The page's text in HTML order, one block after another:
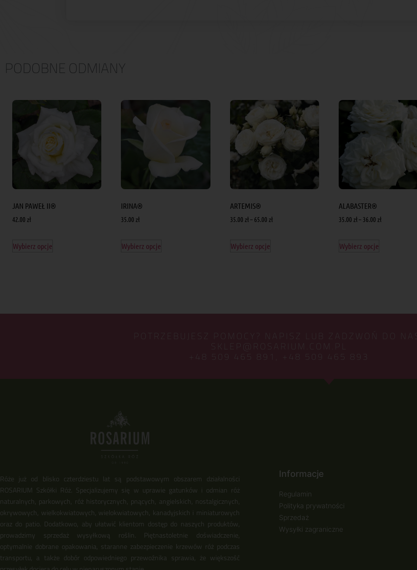
PODOBNE ODMIANY
JAN PAWEŁ II®
42.00 zł
Wybierz opcje
IRINA®
35.00 zł
Wybierz opcje
ARTEMIS®
35.00 zł– 65.00 zł
Wybierz opcje
ALABASTER®
35.00 zł– 36.00 zł
Wybierz opcje
POTRZEBUJESZ POMOCY? NAPISZ LUB ZADZWOŃ DO NAS!
SKLEP@ROSARIUM.COM.PL
+48 509 465 891, +48 509 465 893
Róże już od blisko czterdziestu lat są podstawowym obszarem działalności
ROSARIUM Szkółki Róż. Specjalizujemy się w uprawie gatunków i odmian róż
naturalnych, parkowych, róż historycznych, pnących, angielskich, nostalgicznych,
okrywowych, wielkokwiatowych, wielokwiatowych, kanadyjskich i miniaturowych
oraz do patio. Dodatkowo, aby ułatwić klientom dostęp do naszych produktów,
prowadzimy sprzedaż wysyłkową roślin. Piętnastoletnie doświadczenie,
optymalnie dobrane opakowania, staranne zabezpieczenie krzewów róż podczas
transportu, a także dobór odpowiedniego przewoźnika sprawia, że większość
Informacje
Regulamin
Polityka prywatności
Sprzedaż
Wysyłki zagraniczne